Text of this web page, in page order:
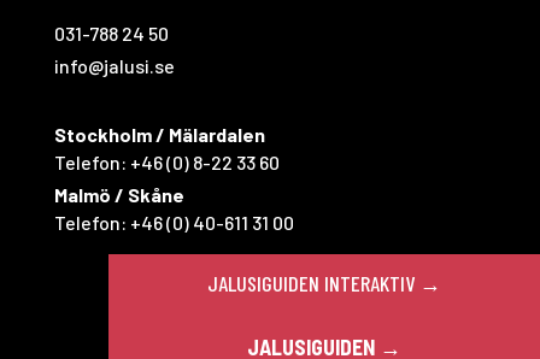
JALUSIGUIDEN INTERAKTIV →
JALUSIGUIDEN →
031-788 24 50
info@jalusi.se
Stockholm / Mälardalen
Telefon: +46 (0) 8-22 33 60
Malmö / Skåne
Telefon: +46 (0) 40-611 31 00